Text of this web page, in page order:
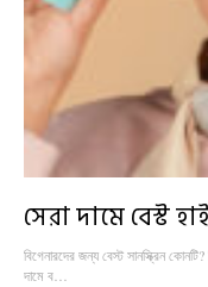
সেরা দামে বেস্ট
বিগেনারদের জন্য বেস্ট সানস্ক্রিন
দামে ব…